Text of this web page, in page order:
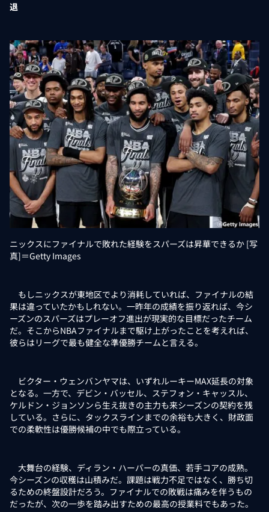
退
ニックスにファイナルで敗れた経験をスパーズは昇華できるか [写
真]＝Getty Images
もしニックスが東地区でより消耗していれば、ファイナルの結
果は違っていたかもしれない。一昨年の成績を振り返れば、今シ
ーズンのスパーズはプレーオフ進出が現実的な目標だったチーム
だ。そこからNBAファイナルまで駆け上がったことを考えれば、
彼らはリーグで最も健全な準優勝チームと言える。
ビクター・ウェンバンヤマは、いずれルーキーMAX延長の対象
となる。一方で、デビン・バッセル、ステフォン・キャッスル、
ケルドン・ジョンソンら生え抜きの主力も来シーズンの契約を残
している。さらに、タックスラインまでの余裕も大きく、財政面
での柔軟性は優勝候補の中でも際立っている。
大舞台の経験、ディラン・ハーパーの真価、若手コアの成熟。
今シーズンの収穫は山積みだ。課題は戦力不足ではなく、勝ち切
るための終盤設計だろう。ファイナルでの敗戦は痛みを伴うもの
だったが、次の一歩を踏み出すための最高の授業料でもあった。